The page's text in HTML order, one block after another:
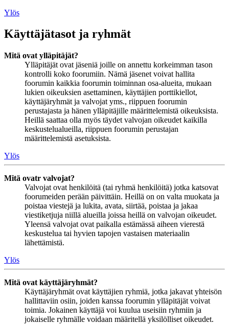
Ylös
Käyttäjätasot ja ryhmät
Mitä ovat ylläpitäjät?
Ylläpitäjät ovat jäseniä joille on annettu korkeimman tason
kontrolli koko foorumiin. Nämä jäsenet voivat hallita
foorumin kaikkia foorumin toiminnan osa-alueita, mukaan
lukien oikeuksien asettaminen, käyttäjien porttikiellot,
käyttäjäryhmät ja valvojat yms., riippuen foorumin
perustajasta ja hänen ylläpitäjille määrittelemistä oikeuksista.
Heillä saattaa olla myös täydet valvojan oikeudet kaikilla
keskustelualueilla, riippuen foorumin perustajan
määrittelemistä asetuksista.
Ylös
Mitä ovatr valvojat?
Valvojat ovat henkilöitä (tai ryhmä henkilöitä) jotka katsovat
foorumeiden perään päivittäin. Heillä on on valta muokata ja
poistaa viestejä ja lukita, avata, siirtää, poistaa ja jakaa
viestiketjuja niillä alueilla joissa heillä on valvojan oikeudet.
Yleensä valvojat ovat paikalla estämässä aiheen vierestä
keskustelua tai hyvien tapojen vastaisen materiaalin
lähettämistä.
Ylös
Mitä ovat käyttäjäryhmät?
Käyttäjäryhmät ovat käyttäjien ryhmiä, jotka jakavat yhteisön
hallittaviin osiin, joiden kanssa foorumin ylläpitäjät voivat
toimia. Jokainen käyttäjä voi kuulua useisiin ryhmiin ja
jokaiselle ryhmälle voidaan määritellä yksilölliset oikeudet.